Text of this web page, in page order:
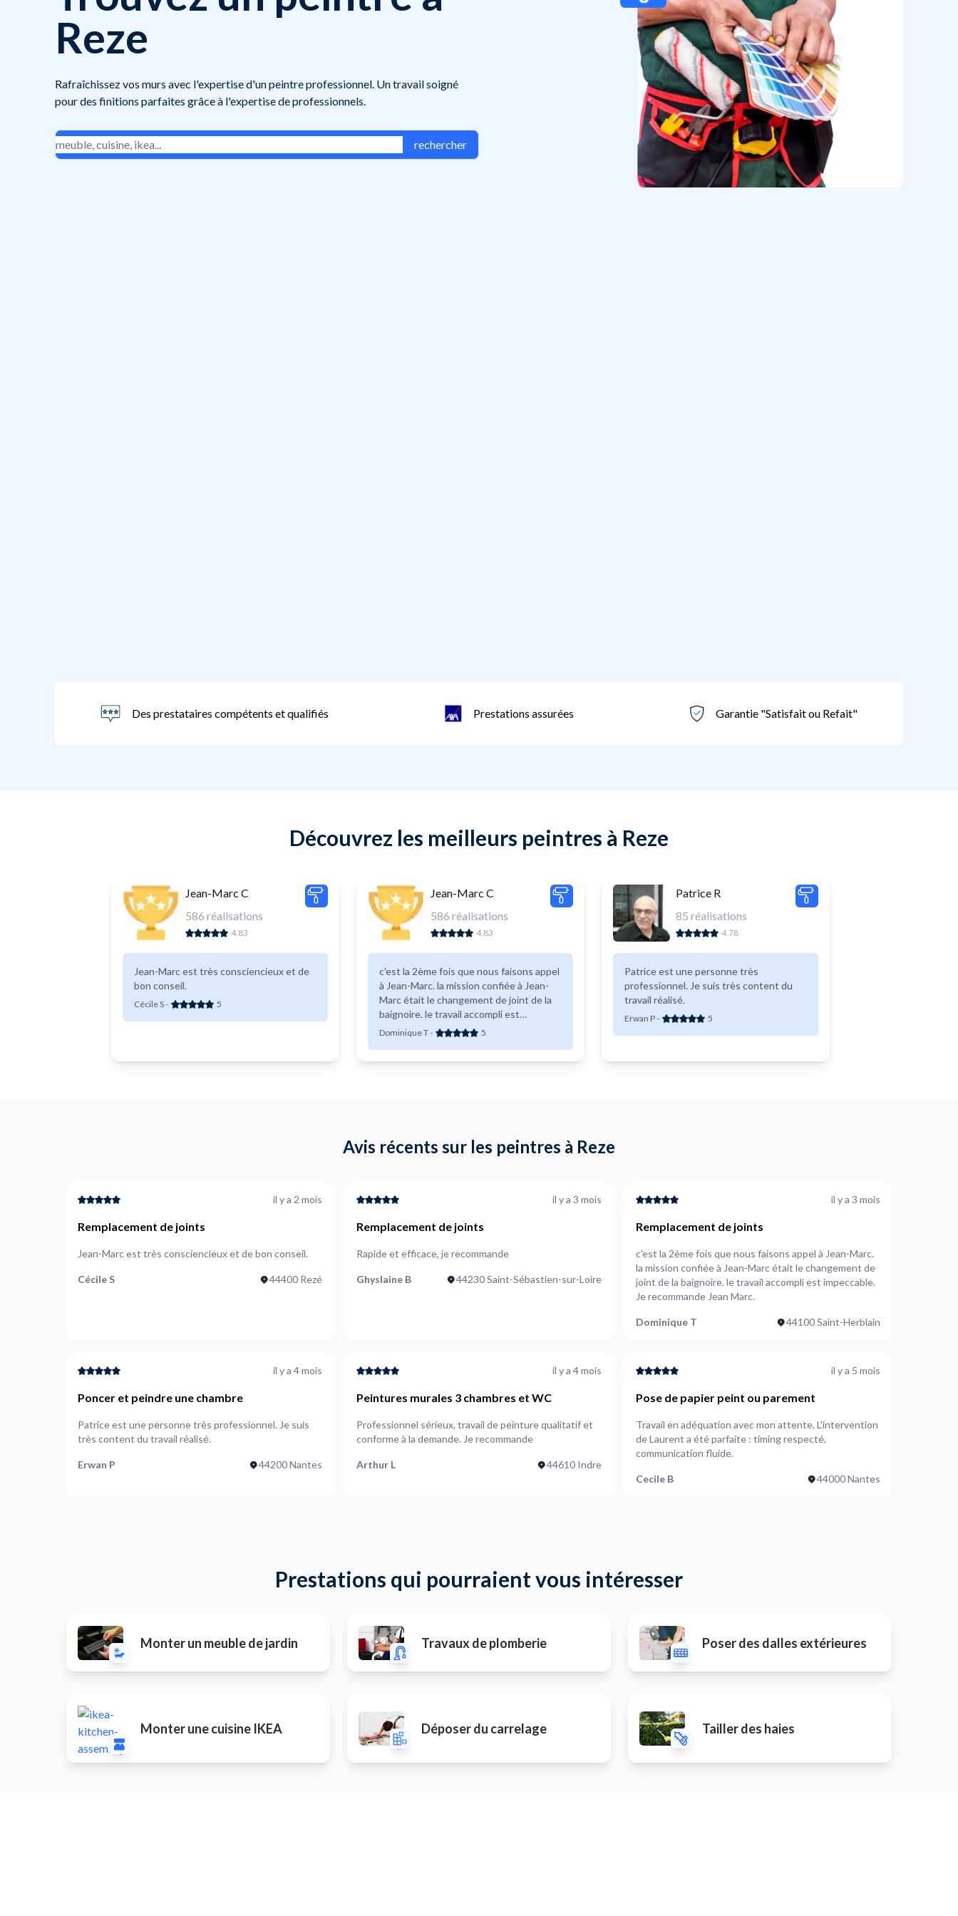
Reze
Rafraîchissez vos murs avec l'expertise d'un peintre professionnel. Un travail soigné
pour des finitions parfaites grâce à l'expertise de professionnels.
rechercher
Des prestataires compétents et qualifiés Prestations assurées Garantie "Satisfait ou Refait"
Découvrez les meilleurs peintres à Reze
Jean-Marc C
586 réalisations
4.83
Jean-Marc est très consciencieux et de
bon conseil.
Cécile S- 5
Jean-Marc C
586 réalisations
4.83
c'est la 2ème fois que nous faisons appel
à Jean-Marc. la mission confiée à Jean-
Marc était le changement de joint de la
baignoire. le travail accompli est
impeccable. Je recommande Jean Marc.
Dominique T- 5
Patrice R
85 réalisations
4.78
Patrice est une personne très
professionnel. Je suis très content du
travail réalisé.
Erwan P- 5
Avis récents sur les peintres à Reze
il y a 2 mois
Remplacement de joints
Jean-Marc est très consciencieux et de bon conseil.
Cécile S 44400 Rezé
il y a 3 mois
Remplacement de joints
Rapide et efficace, je recommande
Ghyslaine B 44230 Saint-Sébastien-sur-Loire
il y a 3 mois
Remplacement de joints
c'est la 2ème fois que nous faisons appel à Jean-Marc.
la mission confiée à Jean-Marc était le changement de
joint de la baignoire. le travail accompli est impeccable.
Je recommande Jean Marc.
Dominique T 44100 Saint-Herblain
il y a 4 mois
Poncer et peindre une chambre
Patrice est une personne très professionnel. Je suis
très content du travail réalisé.
Erwan P 44200 Nantes
il y a 4 mois
Peintures murales 3 chambres et WC
Professionnel sérieux, travail de peinture qualitatif et
conforme à la demande. Je recommande
Arthur L 44610 Indre
il y a 5 mois
Pose de papier peint ou parement
Travail en adéquation avec mon attente. L'intervention
de Laurent a été parfaite : timing respecté,
communication fluide.
Cecile B 44000 Nantes
Prestations qui pourraient vous intéresser
Monter un meuble de jardin Travaux de plomberie Poser des dalles extérieures
Monter une cuisine IKEA Déposer du carrelage Tailler des haies